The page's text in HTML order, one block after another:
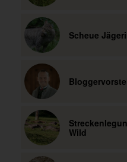
Scheue
Wild